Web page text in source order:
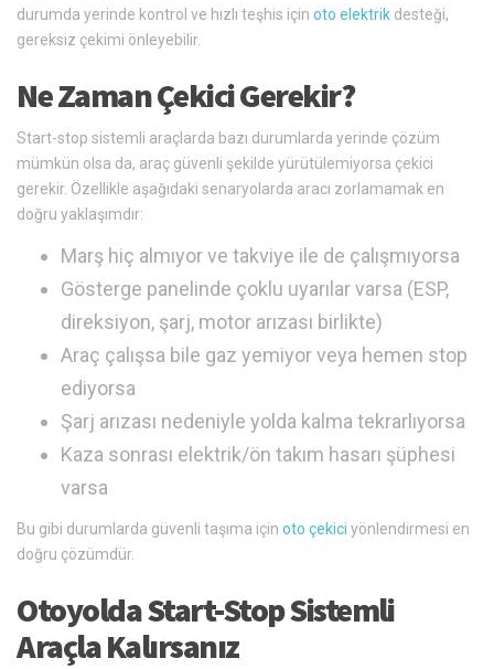
durumda yerinde kontrol ve hızlı teşhis için oto elektrik desteği,
gereksiz çekimi önleyebilir.
Ne Zaman Çekici Gerekir?
Start-stop sistemli araçlarda bazı durumlarda yerinde çözüm
mümkün olsa da, araç güvenli şekilde yürütülemiyorsa çekici
gerekir. Özellikle aşağıdaki senaryolarda aracı zorlamamak en
doğru yaklaşımdır:
Marş hiç almıyor ve takviye ile de çalışmıyorsa
Gösterge panelinde çoklu uyarılar varsa (ESP,
direksiyon, şarj, motor arızası birlikte)
Araç çalışsa bile gaz yemiyor veya hemen stop
ediyorsa
Şarj arızası nedeniyle yolda kalma tekrarlıyorsa
Kaza sonrası elektrik/ön takım hasarı şüphesi
varsa
Bu gibi durumlarda güvenli taşıma için oto çekici yönlendirmesi en
doğru çözümdür.
Otoyolda Start-Stop Sistemli
Araçla Kalırsanız